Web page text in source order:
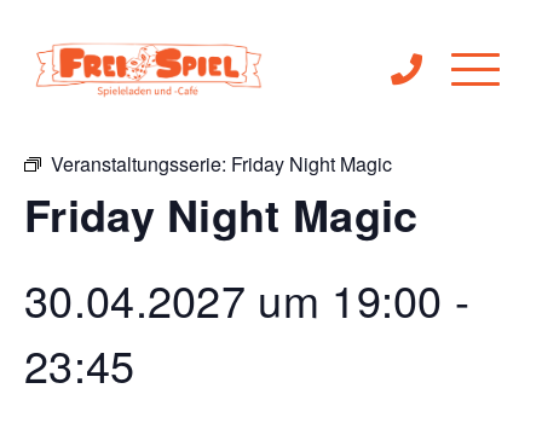
« Alle Veranstaltungen
Veranstaltungsserie: Friday Night Magic
Friday Night Magic
30.04.2027 um 19:00 -
23:45